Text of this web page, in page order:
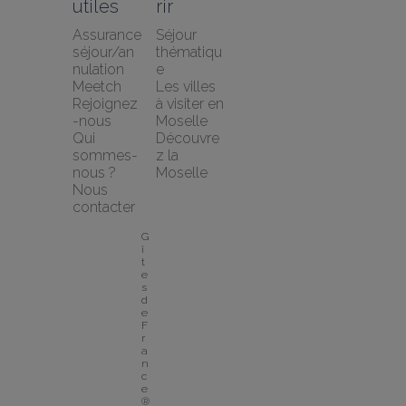
utiles
Assurance
séjour/an
nulation
Meetch
Rejoignez
-nous
Qui
sommes-
nous ?
Nous
contacter
rir
Séjour
thématiqu
e
Les villes
à visiter en
Moselle
Découvre
z la
Moselle
G
î
t
e
s
d
e
F
r
a
n
c
e
®